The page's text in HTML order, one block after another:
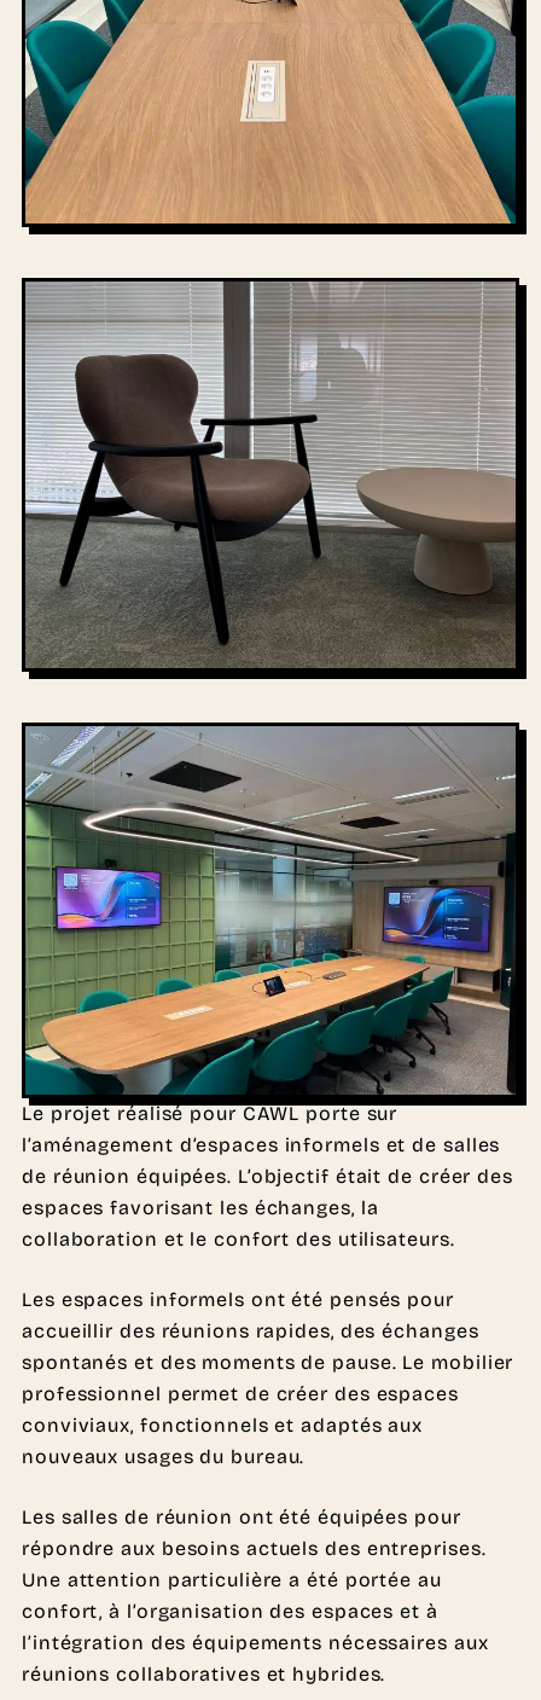
Le projet réalisé pour CAWL porte sur
l’aménagement d’espaces informels et de salles
de réunion équipées. L’objectif était de créer des
espaces favorisant les échanges, la
collaboration et le confort des utilisateurs.
Les espaces informels ont été pensés pour
accueillir des réunions rapides, des échanges
spontanés et des moments de pause. Le mobilier
professionnel permet de créer des espaces
conviviaux, fonctionnels et adaptés aux
nouveaux usages du bureau.
Les salles de réunion ont été équipées pour
répondre aux besoins actuels des entreprises.
Une attention particulière a été portée au
confort, à l’organisation des espaces et à
l’intégration des équipements nécessaires aux
réunions collaboratives et hybrides.